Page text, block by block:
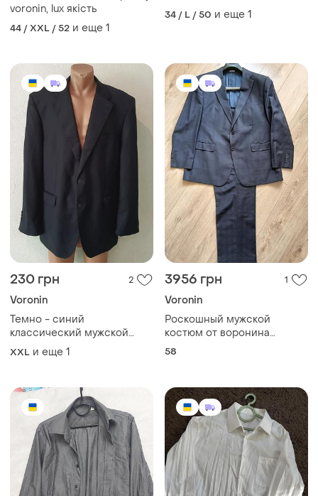
voronin, lux якість
44 / XXL / 52 и еще 1
34 / L / 50 и еще 1
230 грн 2
Voronin
Темно - синий
классический мужской
пиджак
XXL и еще 1
3956 грн 1
Voronin
Роскошный мужской
костюм от воронина
большого размера
58